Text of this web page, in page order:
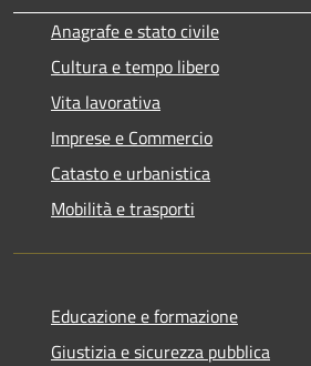
Anagrafe e stato civile
Cultura e tempo libero
Vita lavorativa
Imprese e Commercio
Catasto e urbanistica
Mobilità e trasporti
Educazione e formazione
Giustizia e sicurezza pubblica